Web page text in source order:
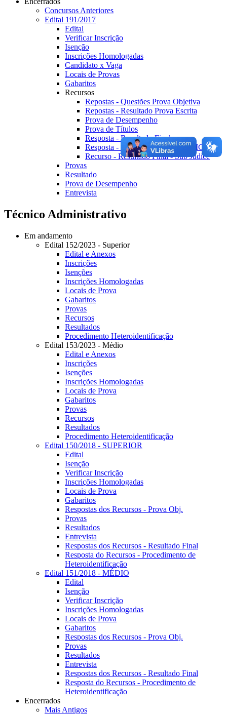
Concursos Anteriores
Edital 191/2017
Edital
Verificar Inscrição
Isenção
Inscrições Homologadas
Candidato x Vaga
Locais de Provas
Gabaritos
Recursos
Repostas - Questões Prova Objetiva
Repostas - Resultado Prova Escrita
Prova de Desempenho
Prova de Títulos
Resposta - Resultado Final
Resposta - Resultado Final RETIFICADO
Recurso - Resultado Final - Sub Judice
Provas
Resultado
Prova de Desempenho
Entrevista
Técnico Administrativo
Em andamento
Edital 152/2023 - Superior
Edital e Anexos
Inscrições
Isenções
Inscrições Homologadas
Locais de Prova
Gabaritos
Provas
Recursos
Resultados
Procedimento Heteroidentificação
Edital 153/2023 - Médio
Edital e Anexos
Inscrições
Isenções
Inscrições Homologadas
Locais de Prova
Gabaritos
Provas
Recursos
Resultados
Procedimento Heteroidentificação
Edital 150/2018 - SUPERIOR
Edital
Isenção
Verificar Inscrição
Inscrições Homologadas
Locais de Prova
Gabaritos
Respostas dos Recursos - Prova Obj.
Provas
Resultados
Entrevista
Respostas dos Recursos - Resultado Final
Resposta do Recursos - Procedimento de
Heteroidentificação
Edital 151/2018 - MÉDIO
Edital
Isenção
Verificar Inscrição
Inscrições Homologadas
Locais de Prova
Gabaritos
Respostas dos Recursos - Prova Obj.
Provas
Resultados
Entrevista
Respostas dos Recursos - Resultado Final
Resposta do Recursos - Procedimento de
Heteroidentificação
Encerrados
Mais Antigos